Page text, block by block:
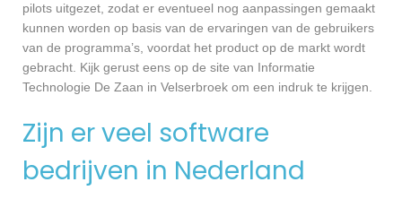
pilots uitgezet, zodat er eventueel nog aanpassingen gemaakt
kunnen worden op basis van de ervaringen van de gebruikers
van de programma’s, voordat het product op de markt wordt
gebracht. Kijk gerust eens op de site van Informatie
Technologie De Zaan in Velserbroek om een indruk te krijgen.
Zijn er veel software
bedrijven in Nederland